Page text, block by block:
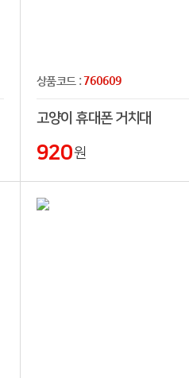
상품코드 :760609
고양이 휴대폰 거치대
920원